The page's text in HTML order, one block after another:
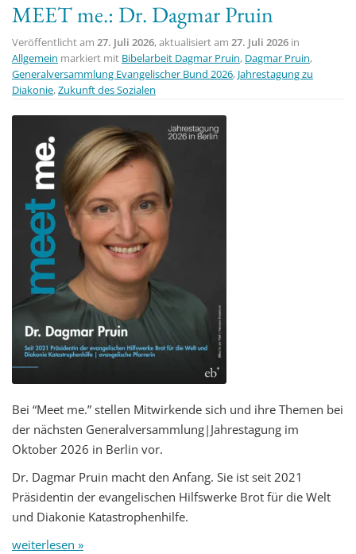
MEET me.: Dr. Dagmar Pruin
Veröffentlicht am 27. Juli 2026, aktualisiert am 27. Juli 2026 in
Allgemein markiert mit Bibelarbeit Dagmar Pruin, Dagmar Pruin,
Generalversammlung Evangelischer Bund 2026, Jahrestagung zu
Diakonie,Zukunft des Sozialen
Bei “Meet me.” stellen Mitwirkende sich und ihre Themen bei
der nächsten Generalversammlung|Jahrestagung im
Oktober 2026 in Berlin vor.
Dr. Dagmar Pruin macht den Anfang. Sie ist seit 2021
Präsidentin der evangelischen Hilfswerke Brot für die Welt
und Diakonie Katastrophenhilfe.
weiterlesen »